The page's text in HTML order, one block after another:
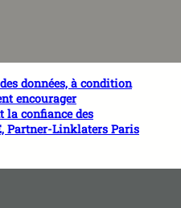
données, à condition
encourager
la confiance des
Partner-Linklaters Paris